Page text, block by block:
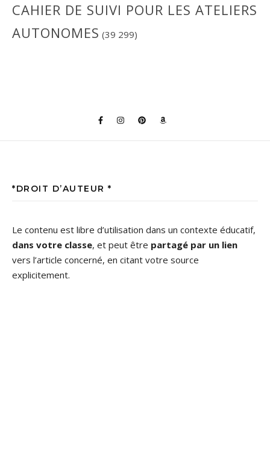
CAHIER DE SUIVI POUR LES ATELIERS
AUTONOMES (39 299)
*DROIT D’AUTEUR *
Le contenu est libre d’utilisation dans un contexte éducatif,
dans votre classe, et peut être partagé par un lien
vers l’article concerné, en citant votre source
explicitement.